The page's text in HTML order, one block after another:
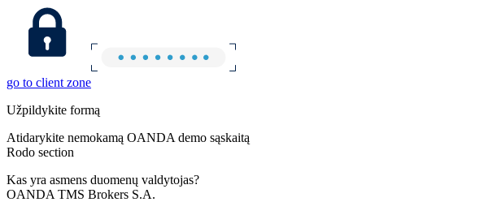
go to client zone
Užpildykite formą
Atidarykite nemokamą OANDA demo sąskaitą
Rodo section
Kas yra asmens duomenų valdytojas?
OANDA TMS Brokers S.A.